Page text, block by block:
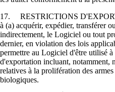
17. RESTRICTIONS
à (a) acquérir, expédier, transférer
indirectement, le Logiciel ou tout
dernier, en violation des lois
permettre au Logiciel d'être utilisé
d'exportation incluant, notamment,
relatives à la prolifération des
biologiques.